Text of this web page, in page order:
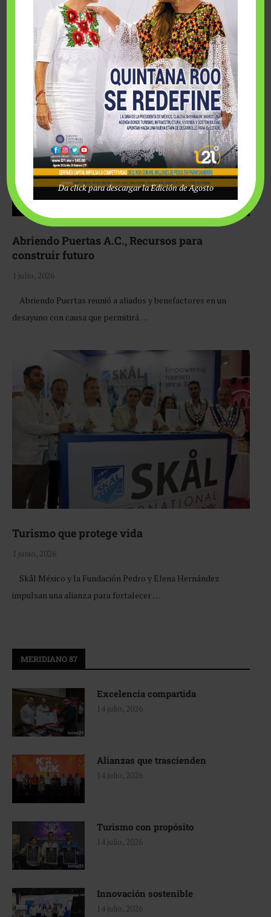
Fairmont Mayakoba y Make-A-Wish México unieron
esfuerzos para hacer realidad el deseo de una …
Abriendo Puertas A.C., Recursos para
construir futuro
1 julio, 2026
Abriendo Puertas reunió a aliados y benefactores en un
desayuno con causa que permitirá …
Turismo que protege vida
1 junio, 2026
Skål México y la Fundación Pedro y Elena Hernández
impulsan una alianza para fortalecer …
MERIDIANO 87
Excelencia compartida
14 julio, 2026
Alianzas que trascienden
14 julio, 2026
Turismo con propósito
14 julio, 2026
Innovación sostenible
14 julio, 2026
Da click para descargar la Edición de Agosto